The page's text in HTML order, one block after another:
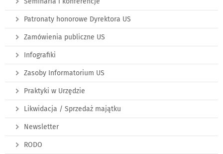
Patronaty honorowe Dyrektora US
Zamówienia publiczne US
Infografiki
Zasoby Informatorium US
Praktyki w Urzędzie
Likwidacja / Sprzedaż majątku
Newsletter
RODO